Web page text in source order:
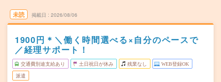
未読 掲載日 2026/08/06
1900円＊＼働く時間選べる×自分のペースで
／経理サポート！
交通費別途支給あり 土日祝日が休み 残業なし WEB登録OK
派遣